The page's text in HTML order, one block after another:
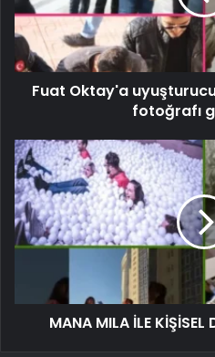
Fuat Oktay'a
fotoğrafı
MANA MILA İLE KİŞİSEL